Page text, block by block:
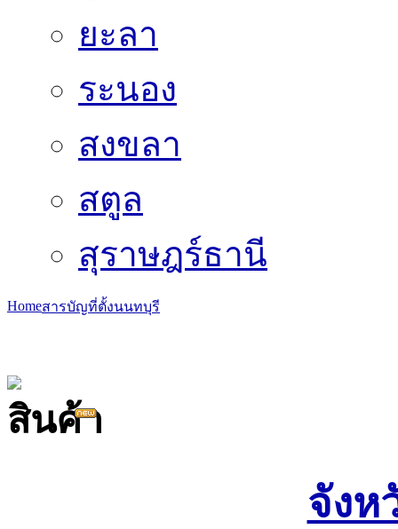
ยะลา
ระนอง
สงขลา
สตูล
สุราษฎร์ธานี
Homeสารบัญที่ตั้งนนทบุรี
จังห